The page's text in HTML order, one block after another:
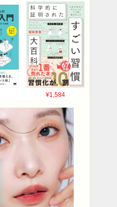
¥1,584